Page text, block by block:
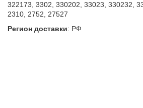
322173, 3302, 330202, 33023, 330232,
2310, 2752, 27527
Регион доставки: РФ